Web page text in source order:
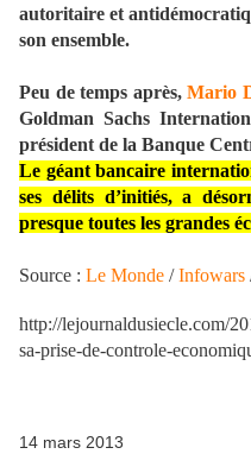
autoritaire et
son ensemble.
Peu de temps après,Mario
Goldman Sachs
président de la Banque
Le géant bancaire
ses délits d’initiés, a
presque toutes les grandes
Source : Le Monde /Infowars
http://lejournaldusiecle.com/
sa-prise-de-controle-
14 mars 2013